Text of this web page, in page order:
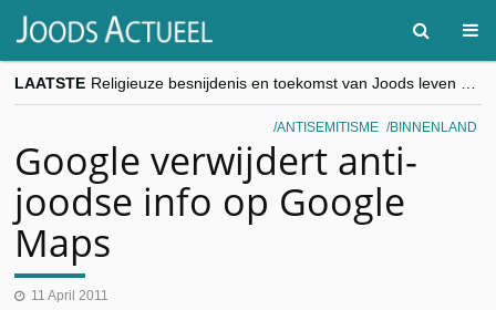
LAATSTE
“Besnijdenisdebat toont hoe moeilijk seculiere Westen minderheden begrijpt”, Jinnih Beels (Vooruit)
CITYTRIP | ROEMENIË – Boekarest: de verrassing van Oost-Europa
ANTISEMITISME BINNENLAND
Google verwijdert anti-
joodse info op Google
Maps
11 April 2011